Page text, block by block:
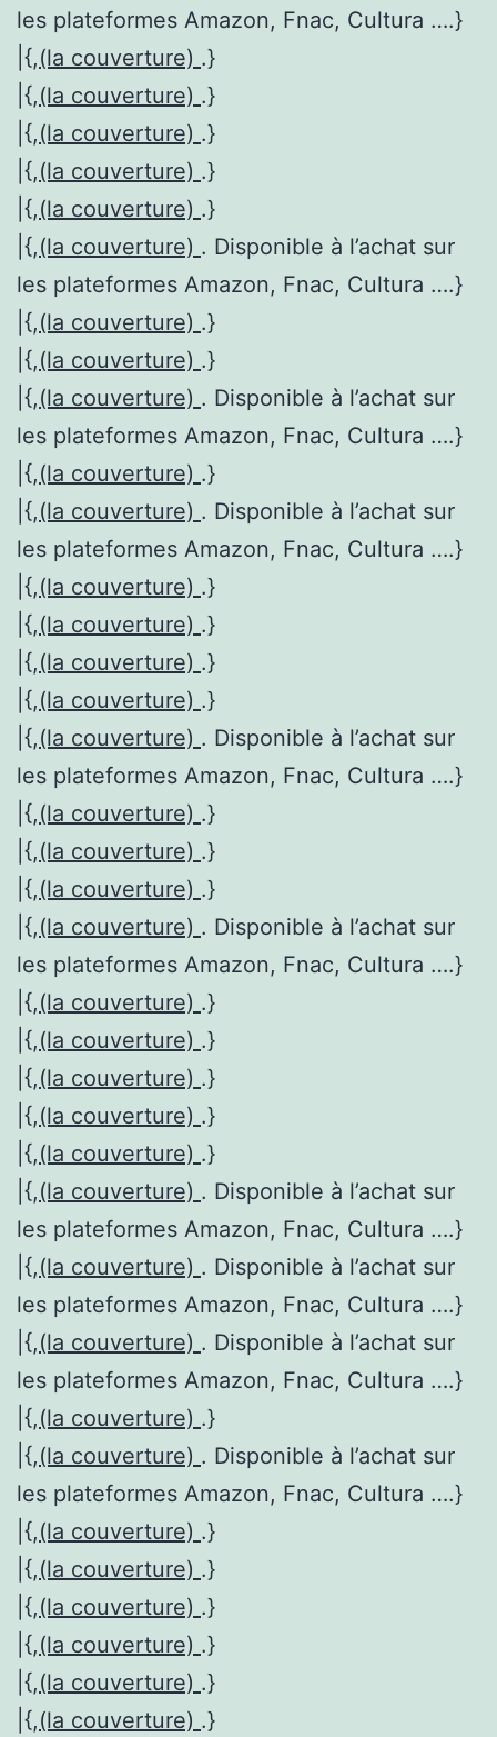
les plateformes Amazon, Fnac, Cultura ….}
|{,(la couverture) .}
|{,(la couverture) .}
|{,(la couverture) .}
|{,(la couverture) .}
|{,(la couverture) .}
|{,(la couverture) . Disponible à l’achat sur
les plateformes Amazon, Fnac, Cultura ….}
|{,(la couverture) .}
|{,(la couverture) .}
|{,(la couverture) . Disponible à l’achat sur
les plateformes Amazon, Fnac, Cultura ….}
|{,(la couverture) .}
|{,(la couverture) . Disponible à l’achat sur
les plateformes Amazon, Fnac, Cultura ….}
|{,(la couverture) .}
|{,(la couverture) .}
|{,(la couverture) .}
|{,(la couverture) .}
|{,(la couverture) . Disponible à l’achat sur
les plateformes Amazon, Fnac, Cultura ….}
|{,(la couverture) .}
|{,(la couverture) .}
|{,(la couverture) .}
|{,(la couverture) . Disponible à l’achat sur
les plateformes Amazon, Fnac, Cultura ….}
|{,(la couverture) .}
|{,(la couverture) .}
|{,(la couverture) .}
|{,(la couverture) .}
|{,(la couverture) .}
|{,(la couverture) . Disponible à l’achat sur
les plateformes Amazon, Fnac, Cultura ….}
|{,(la couverture) . Disponible à l’achat sur
les plateformes Amazon, Fnac, Cultura ….}
|{,(la couverture) . Disponible à l’achat sur
les plateformes Amazon, Fnac, Cultura ….}
|{,(la couverture) .}
|{,(la couverture) . Disponible à l’achat sur
les plateformes Amazon, Fnac, Cultura ….}
|{,(la couverture) .}
|{,(la couverture) .}
|{,(la couverture) .}
|{,(la couverture) .}
|{,(la couverture) .}
|{,(la couverture) .}